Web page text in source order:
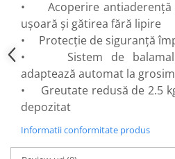
Scule manuale
Aparate de Tăiat Gresie
Briceag multifuncțional
Ciocan
Clești
Dălți pentru Lemn
Menghine
Scule pentru Gresie și Sticlă
• Acoperire antiaderență
ușoară și gătirea fără lipire
• Protecție de siguranță
• Sistem de balamale
adaptează automat la
• Greutate redusă de 2.5
depozitat
Informatii conformitate produs